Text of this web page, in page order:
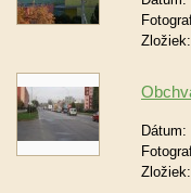
Zložiek:
Dátum:
Zložiek: